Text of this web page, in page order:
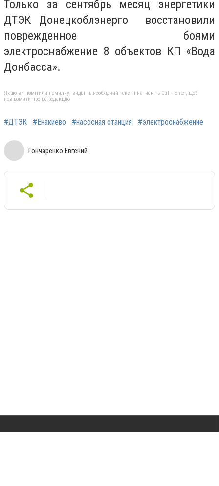
Только за сентябрь месяц энергетики
ДТЭК Донецкоблэнерго восстановили
поврежденное боями
электроснабжение 8 объектов КП «Вода
Донбасса».
Якщо ви помітили помилку, виділіть необхідний текст і натисніть Ctrl + Enter, щоб
повідомити про це редакцію
#ДТЭК #Енакиево #насосная станция #электроснабжение
Гончаренко Евгений